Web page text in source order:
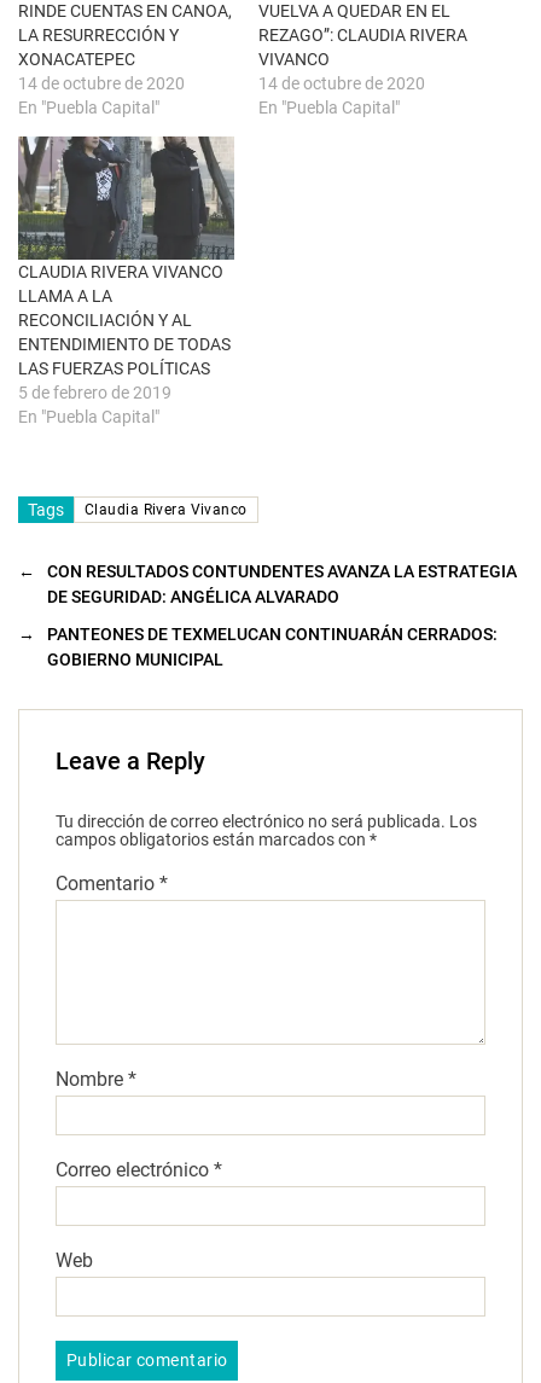
a
n
a
n
u
v
)
S
e
a
b
r
e
u
n
a
e
n
t
a
n
u
e
v
a
)
RINDE CUENTAS EN CANOA,
LA RESURRECCIÓN Y
XONACATEPEC
14 de octubre de 2020
En "Puebla Capital"
VUELVA A QUEDAR EN EL
REZAGO”: CLAUDIA RIVERA
VIVANCO
14 de octubre de 2020
En "Puebla Capital"
CLAUDIA RIVERA VIVANCO
LLAMA A LA
RECONCILIACIÓN Y AL
ENTENDIMIENTO DE TODAS
LAS FUERZAS POLÍTICAS
5 de febrero de 2019
En "Puebla Capital"
Tags Claudia Rivera Vivanco
←
CON RESULTADOS CONTUNDENTES AVANZA LA ESTRATEGIA
DE SEGURIDAD: ANGÉLICA ALVARADO
→
PANTEONES DE TEXMELUCAN CONTINUARÁN CERRADOS:
GOBIERNO MUNICIPAL
Leave a Reply
Tu dirección de correo electrónico no será publicada. Los
campos obligatorios están marcados con *
Comentario *
Nombre *
Correo electrónico *
Web